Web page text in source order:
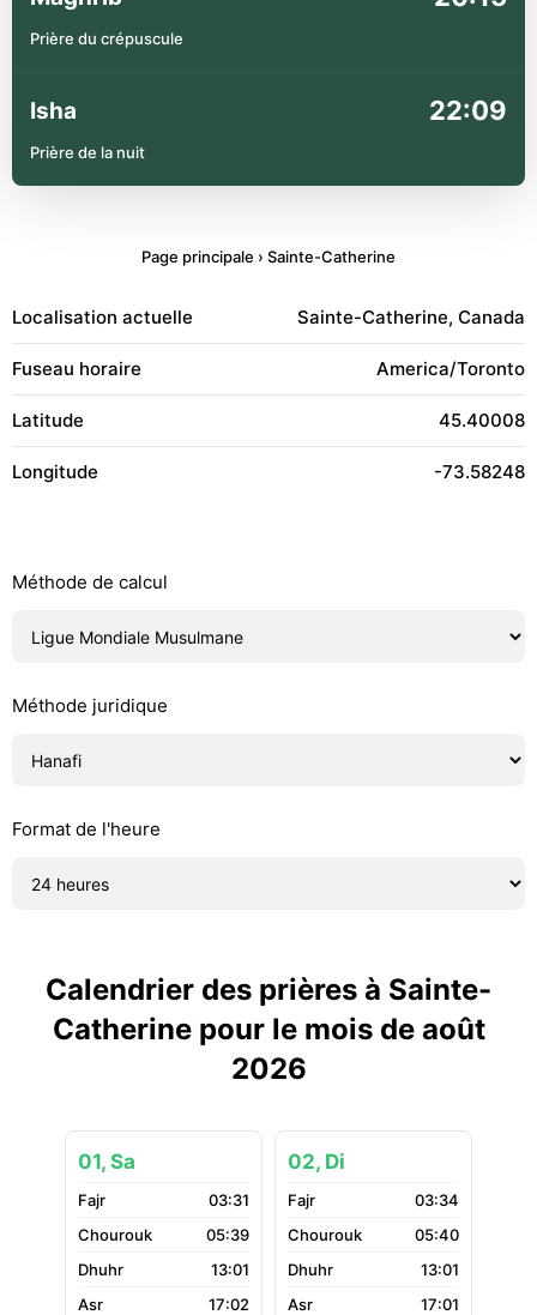
Prière du crépuscule
Isha 22:09
Prière de la nuit
Page principale › Sainte-Catherine
Localisation actuelle Sainte-Catherine, Canada
Fuseau horaire America/Toronto
Latitude 45.40008
Longitude -73.58248
Méthode de calcul
Méthode juridique
Format de l'heure
Calendrier des prières à Sainte-
Catherine pour le mois de août
2026
01, Sa
03:31
05:39
13:01
17:02
02, Di
03:34
05:40
13:01
17:01